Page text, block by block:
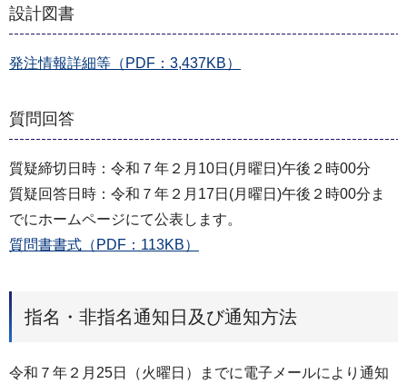
設計図書
発注情報詳細等（PDF：3,437KB）
質問回答
質疑締切日時：令和７年２月10日(月曜日)午後２時00分
質疑回答日時：令和７年２月17日(月曜日)午後２時00分ま
でにホームページにて公表します。
質問書書式（PDF：113KB）
指名・非指名通知日及び通知方法
令和７年２月25日（火曜日）までに電子メールにより通知